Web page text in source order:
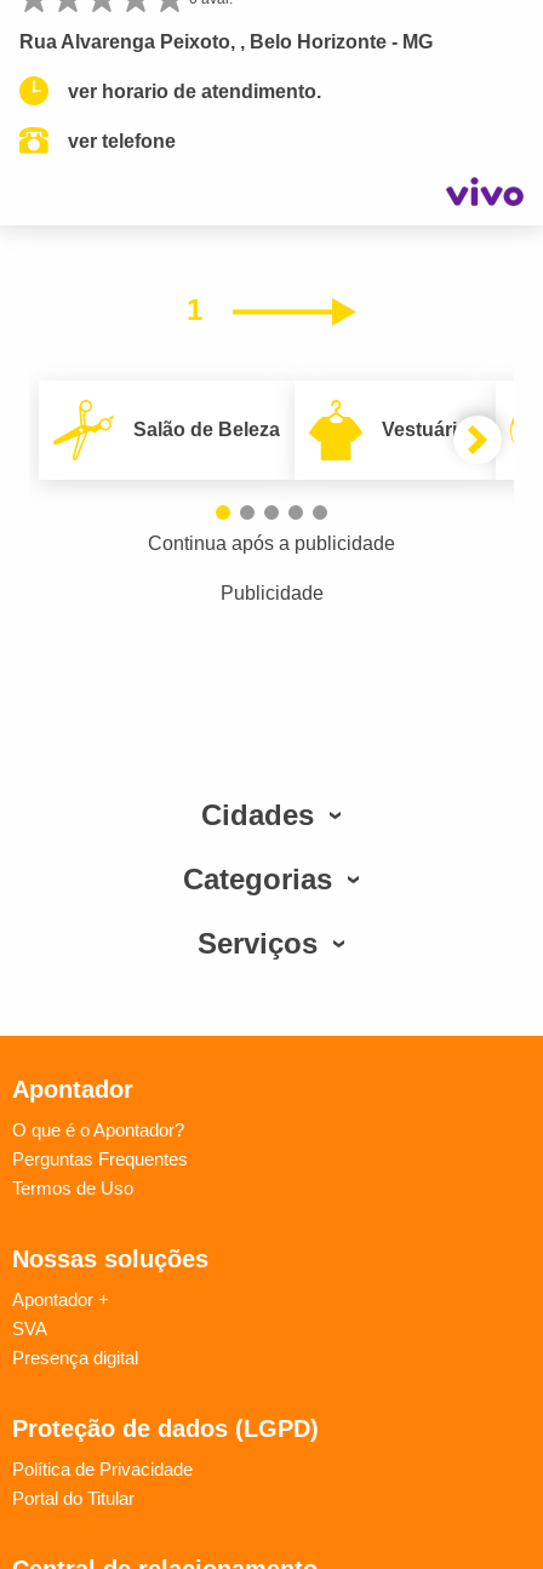
Rua Alvarenga Peixoto, , Belo Horizonte - MG
ver horario de atendimento.
ver telefone
1 Próximo
Salão de Beleza Vestuário
Continua após a publicidade
Publicidade
Cidades
Categorias
Serviços
Apontador
O que é o Apontador?
Perguntas Frequentes
Termos de Uso
Nossas soluções
Apontador +
SVA
Presença digital
Proteção de dados (LGPD)
Política de Privacidade
Portal do Titular